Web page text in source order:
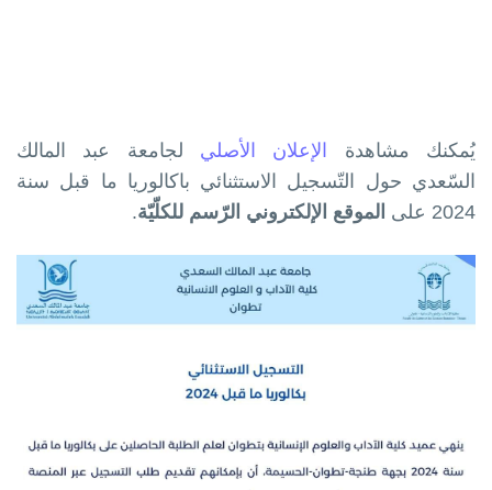
يُمكنك مشاهدة الإعلان الأصلي لجامعة عبد المالك
السّعدي حول التّسجيل الاستثنائي باكالوريا ما قبل سنة
2024 على
الموقع الإلكتروني الرّسم للكلّيّة.